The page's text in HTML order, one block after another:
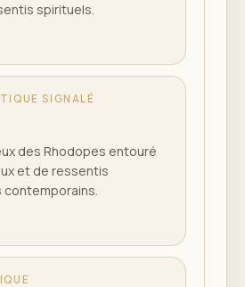
spirituels.
SIGNALÉ
des Rhodopes entouré
et de ressentis